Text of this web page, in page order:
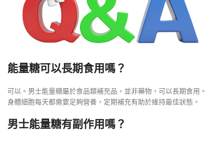
能量糖可以長期食用嗎？
可以。男士能量糖屬於食品類補充品，並非藥物，可以長期食用。
身體細胞每天都需要足夠營養，定期補充有助於維持最佳狀態。
男士能量糖有副作用嗎？